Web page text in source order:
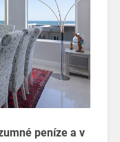
peníze a v